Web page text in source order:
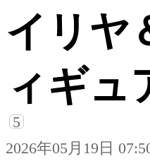
イリヤ
ィギュ
5
2026年05月19日